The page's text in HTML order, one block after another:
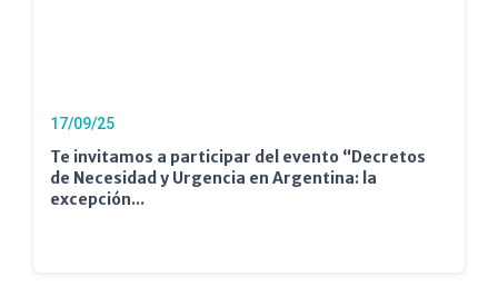
17/09/25
Te invitamos a participar del evento “Decretos
de Necesidad y Urgencia en Argentina: la
excepción...